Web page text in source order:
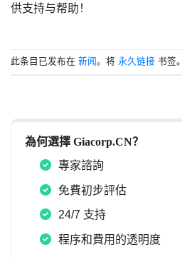
供支持与帮助！
此条目已发布在 新闻。将 永久链接 书签。
為何選擇 Giacorp.CN？
專家諮詢
免費初步評估
24/7 支持
程序和費用的透明度